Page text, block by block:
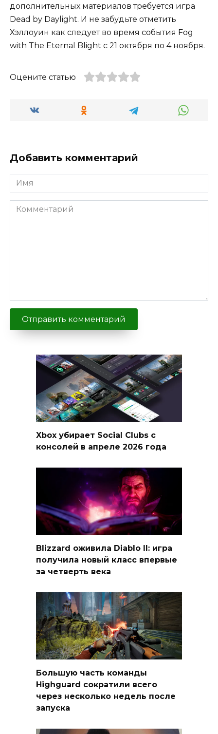
дополнительных материалов требуется игра
Dead by Daylight. И не забудьте отметить
Хэллоуин как следует во время события Fog
with The Eternal Blight с 21 октября по 4 ноября.
Оцените статью
Добавить комментарий
Имя
Комментарий
Xbox убирает Social Clubs с
консолей в апреле 2026 года
Blizzard оживила Diablo II: игра
получила новый класс впервые
за четверть века
Большую часть команды
Highguard сократили всего
через несколько недель после
запуска